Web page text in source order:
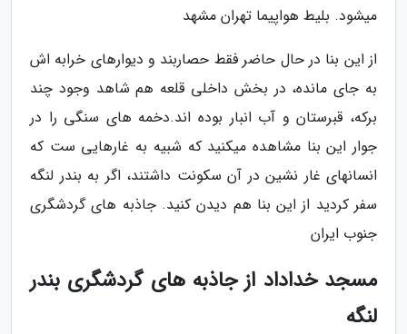
میشود. بلیط هواپیما تهران مشهد
از این بنا در حال حاضر فقط حصاربند و دیوارهای خرابه اش
به جای مانده، در بخش داخلی قلعه هم شاهد وجود چند
برکه، قبرستان و آب انبار بوده اند.دخمه های سنگی را در
جوار این بنا مشاهده میکنید که شبیه به غارهایی ست که
انسانهای غار نشین در آن سکونت داشتند، اگر به بندر لنگه
سفر کردید از این بنا هم دیدن کنید. جاذبه های گردشگری
جنوب ایران
مسجد خداداد از جاذبه های گردشگری بندر
لنگه